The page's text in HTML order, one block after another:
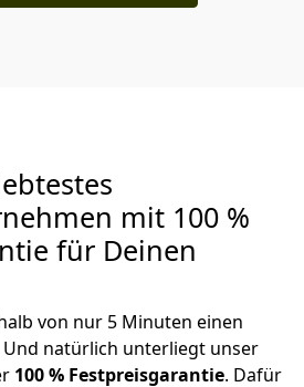
mit 100 %
für Deinen
von nur 5 Minuten einen
Und natürlich unterliegt unser
100 % Festpreisgarantie. Dafür